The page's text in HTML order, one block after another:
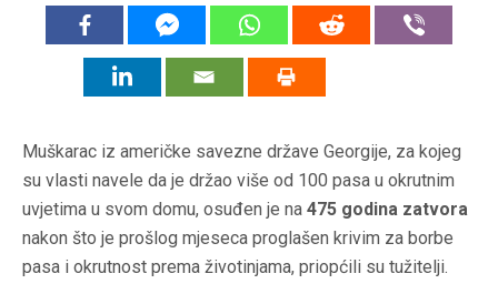
Muškarac iz američke savezne države Georgije, za kojeg
su vlasti navele da je držao više od 100 pasa u okrutnim
uvjetima u svom domu, osuđen je na 475 godina zatvora
nakon što je prošlog mjeseca proglašen krivim za borbe
pasa i okrutnost prema životinjama, priopćili su tužitelji.